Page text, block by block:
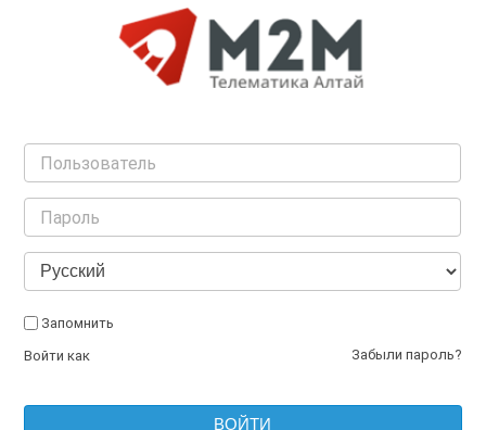
Запомнить
Войти как